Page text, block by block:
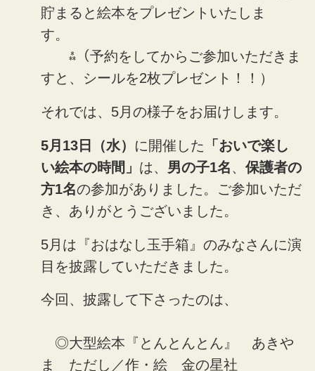
貯まると絵本をプレゼントいたしま
す。
⁂（予約をしてからご参加いただきま
すと、シールを2枚プレゼント！！）
それでは、5月の様子をお届けします。
5月13日（水） に開催した 「おいで楽し
い絵本の時間」 は、 男の子1名、 保護者の
方1名の参加がありました。ご参加いただ
き、ありがとうございました。
5月は『おはなし玉手箱』のみなさんに演
目を披露していただきました。
今回、披露して下さったのは、
◎大型絵本『とんとんとん』 あきや
ま ただし／作・絵 金の星社